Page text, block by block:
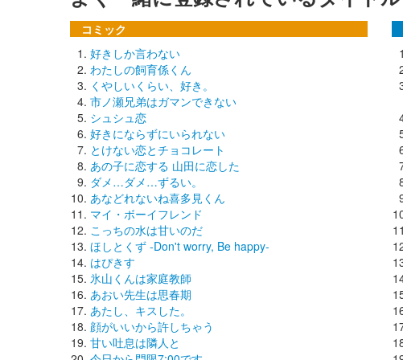
コミック
好きしか言わない
わたしの飼育係くん
くやしいくらい、好き。
市ノ瀬兄弟はガマンできない
シュシュ恋
好きにならずにいられない
とけない恋とチョコレート
あの子に恋する 山田に恋した
ダメ…ダメ…ずるい。
あなどれないね喜多見くん
マイ・ボーイフレンド
こっちの水は甘いのだ
ほしとくず -Don't worry, Be happy-
はぴきす
氷山くんは家庭教師
あおい先生は思春期
あたし、キスした。
顔がいいから許しちゃう
甘い吐息は隣人と